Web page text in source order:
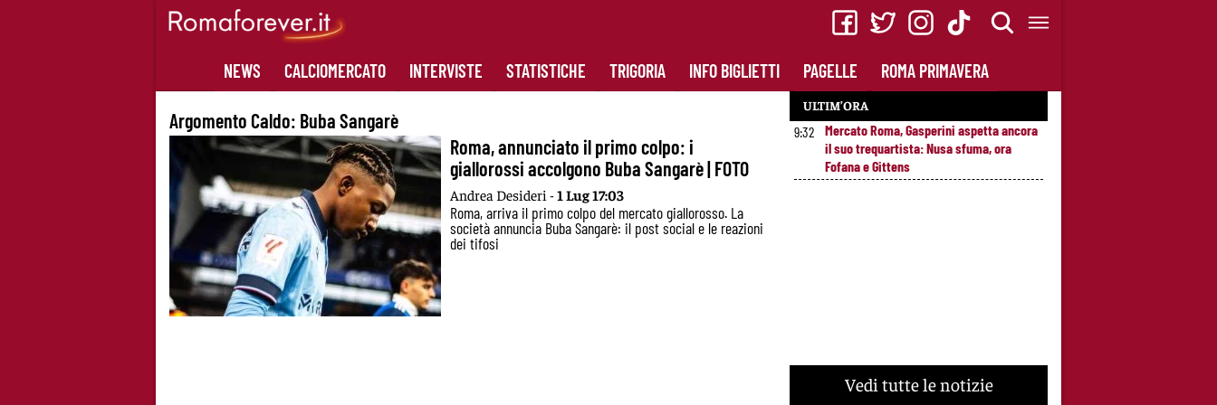
NEWS CALCIOMERCATO INTERVISTE STATISTICHE TRIGORIA INFO BIGLIETTI PAGELLE ROMA PRIMAVERA
Argomento Caldo: Buba Sangarè
Roma, annunciato il primo colpo: i
giallorossi accolgono Buba Sangarè | FOTO
Andrea Desideri -1 Lug 17:03
Roma, arriva il primo colpo del mercato giallorosso. La
società annuncia Buba Sangarè: il post social e le reazioni
dei tifosi
ULTIM’ORA
9:32
Mercato Roma, Gasperini aspetta ancora
il suo trequartista: Nusa sfuma, ora
Fofana e Gittens
Vedi tutte le notizie